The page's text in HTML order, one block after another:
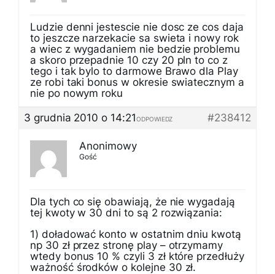
Ludzie denni jestescie nie dosc ze cos daja
to jeszcze narzekacie sa swieta i nowy rok
a wiec z wygadaniem nie bedzie problemu
a skoro przepadnie 10 czy 20 pln to co z
tego i tak bylo to darmowe Brawo dla Play
ze robi taki bonus w okresie swiatecznym a
nie po nowym roku
3 grudnia 2010 o 14:21
#238412
ODPOWIEDZ
Anonimowy
Gość
Dla tych co się obawiają, że nie wygadają
tej kwoty w 30 dni to są 2 rozwiązania:
1) doładować konto w ostatnim dniu kwotą
np 30 zł przez stronę play – otrzymamy
wtedy bonus 10 % czyli 3 zł które przedłuży
ważność środków o kolejne 30 zł.